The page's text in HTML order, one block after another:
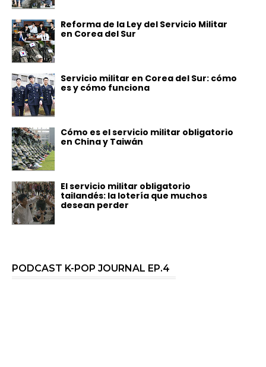
Reforma de la Ley del Servicio Militar
en Corea del Sur
Servicio militar en Corea del Sur: cómo
es y cómo funciona
Cómo es el servicio militar obligatorio
en China y Taiwán
El servicio militar obligatorio
tailandés: la lotería que muchos
desean perder
PODCAST K-POP JOURNAL EP.4